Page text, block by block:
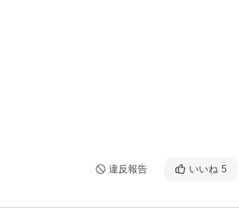
違反報告 いいね 5